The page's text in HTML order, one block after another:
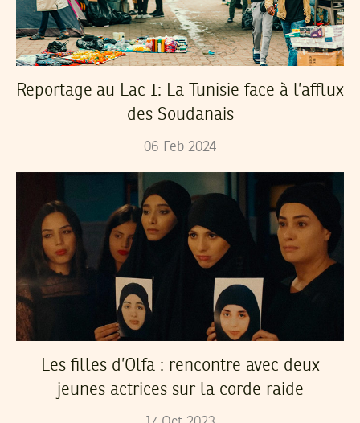
Reportage au Lac 1: La Tunisie face à l’afflux
des Soudanais
06 Feb 2024
Les filles d’Olfa : rencontre avec deux
jeunes actrices sur la corde raide